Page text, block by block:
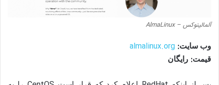
آلمالینوکس – AlmaLinux
وب سایت:
almalinux.org
قیمت: رایگان